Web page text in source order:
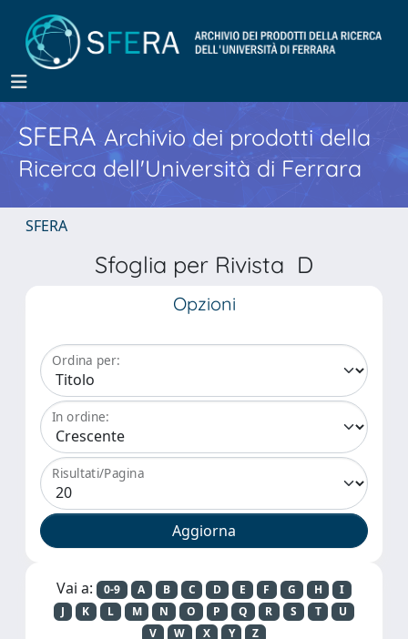
SFERA Archivio dei prodotti della
Ricerca dell'Università di Ferrara
SFERA
Sfoglia per Rivista D
Opzioni
Ordina per:
In ordine:
Risultati/Pagina
Vai a: 0-9 A B C D E F G H
I
J
K L M N O P Q R S T
U
V
W X Y Z